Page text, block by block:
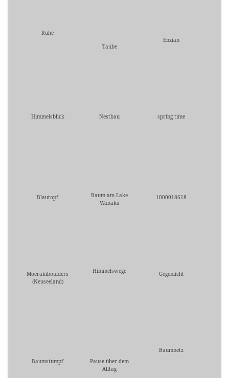
Ruhe
Taube
Enzian
Himmelsblick Nestbau spring time
Blautopf
Baum am Lake
Wanaka
1000018618
Moerakiboulders
(Neuseeland)
Himmelswege Gegenlicht
Baumstumpf
Pause über dem
Alltag
Baumnetz